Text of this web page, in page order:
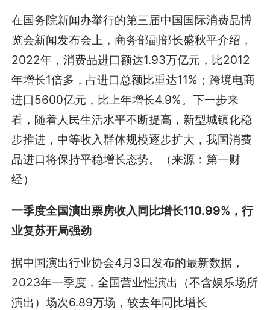
在国务院新闻办举行的第三届中国国际消费品博
览会新闻发布会上，商务部副部长盛秋平介绍，
2022年，消费品进口额达1.93万亿元，比2012
年增长1倍多，占进口总额比重达11%；跨境电商
进口5600亿元，比上年增长4.9%。下一步来
看，随着人民生活水平不断提高，新型城镇化稳
步推进，中等收入群体规模逐步扩大，我国消费
品进口将保持平稳增长态势。（来源：第一财
经）
一季度全国演出票房收入同比增长110.99%，行
业复苏开局强劲
据中国演出行业协会4月3日发布的最新数据，
2023年一季度，全国营业性演出（不含娱乐场所
演出）场次6.89万场，较去年同比增长